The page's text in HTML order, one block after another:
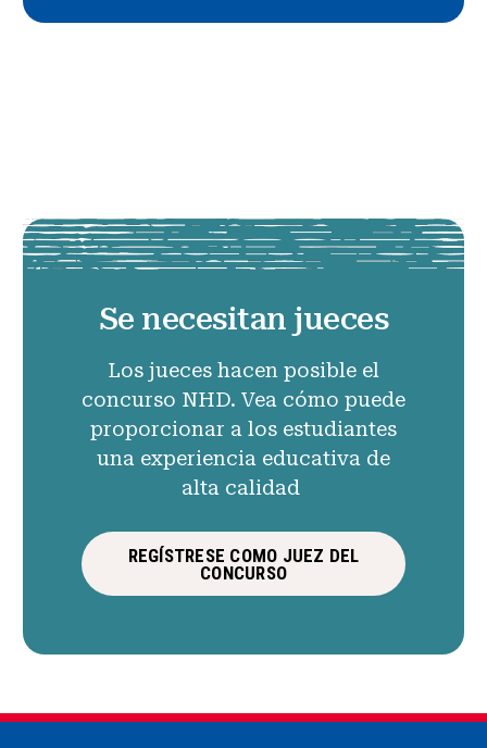
Se necesitan jueces
Los jueces hacen posible el
concurso NHD. Vea cómo puede
proporcionar a los estudiantes
una experiencia educativa de
alta calidad
REGÍSTRESE COMO JUEZ DEL
CONCURSO